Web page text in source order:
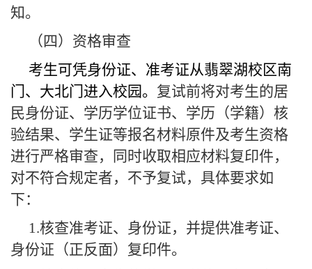
知。
（四）资格审查
考生可凭身份证、准考证从翡翠湖校区南
门、大北门进入校园。 复试前将对考生的居
民身份证、学历学位证书、学历（学籍）核
验结果、学生证等报名材料原件及考生资格
进行严格审查，同时收取相应材料复印件，
对不符合规定者，不予复试，具体要求如
下：
1.核查准考证、身份证，并提供准考证、
身份证（正反面）复印件。